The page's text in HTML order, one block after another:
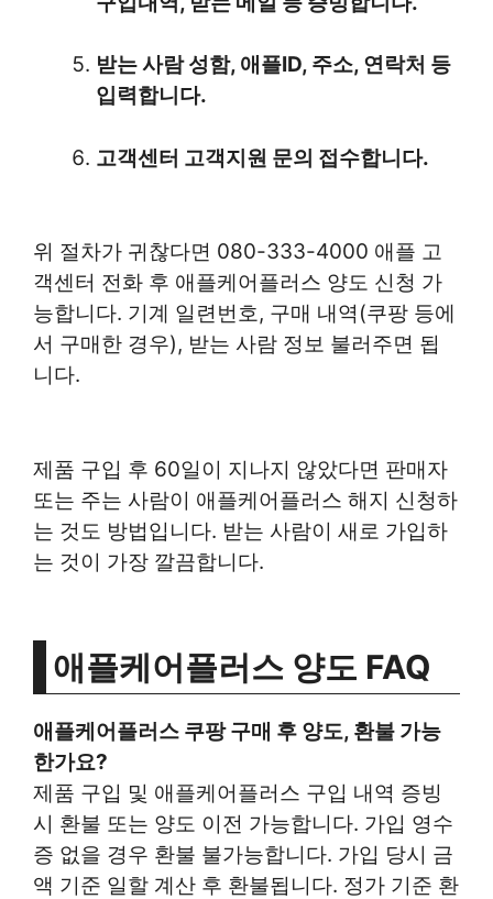
받는 사람 성함, 애플ID, 주소, 연락처 등
입력합니다.
고객센터 고객지원 문의 접수합니다.
위 절차가 귀찮다면 080-333-4000 애플 고
객센터 전화 후 애플케어플러스 양도 신청 가
능합니다. 기계 일련번호, 구매 내역(쿠팡 등에
서 구매한 경우), 받는 사람 정보 불러주면 됩
니다.
제품 구입 후 60일이 지나지 않았다면 판매자
또는 주는 사람이 애플케어플러스 해지 신청하
는 것도 방법입니다. 받는 사람이 새로 가입하
는 것이 가장 깔끔합니다.
애플케어플러스 양도 FAQ
애플케어플러스 쿠팡 구매 후 양도, 환불 가능
한가요?
제품 구입 및 애플케어플러스 구입 내역 증빙
시 환불 또는 양도 이전 가능합니다. 가입 영수
증 없을 경우 환불 불가능합니다. 가입 당시 금
액 기준 일할 계산 후 환불됩니다. 정가 기준 환